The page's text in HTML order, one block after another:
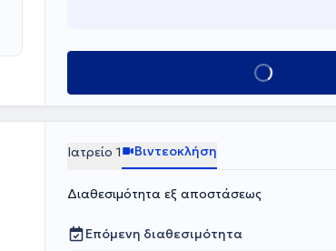
Κλείσε ραντεβού
Ιατρείο 1 Βιντεοκλήση
Διαθεσιμότητα εξ αποστάσεως
Επόμενη διαθεσιμότητα